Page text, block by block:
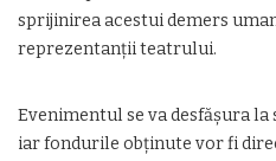
sprijinirea acestui demers
reprezentanții teatrului.
Evenimentul se va desfășura
iar fondurile obținute vor fi